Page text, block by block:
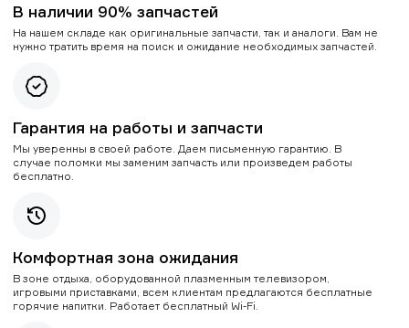
В наличии 90% запчастей
На нашем складе как оригинальные запчасти, так и аналоги. Вам не
нужно тратить время на поиск и ожидание необходимых запчастей.
Гарантия на работы и запчасти
Мы уверенны в своей работе. Даем письменную гарантию. В
случае поломки мы заменим запчасть или произведем работы
бесплатно.
Комфортная зона ожидания
В зоне отдыха, оборудованной плазменным телевизором,
игровыми приставками, всем клиентам предлагаются бесплатные
горячие напитки. Работает бесплатный Wi-Fi.